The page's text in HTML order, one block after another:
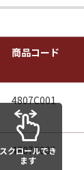
商品コード
4807C001
4807C002
スクロールでき
ます